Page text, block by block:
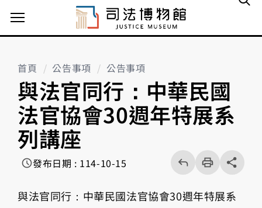
主選單案扭
首頁 公告事項 公告事項
與法官同行：中華民國
法官協會30週年特展系
列講座
發布日期 : 114-10-15
回
上
一
頁
列
印
share分享按
與法官同行：中華民國法官協會30週年特展系